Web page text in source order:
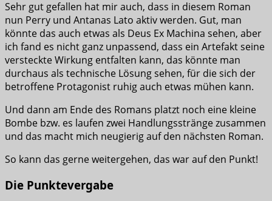
Sehr gut gefallen hat mir auch, dass in diesem Roman
nun Perry und Antanas Lato aktiv werden. Gut, man
könnte das auch etwas als Deus Ex Machina sehen, aber
ich fand es nicht ganz unpassend, dass ein Artefakt seine
versteckte Wirkung entfalten kann, das könnte man
durchaus als technische Lösung sehen, für die sich der
betroffene Protagonist ruhig auch etwas mühen kann.
Und dann am Ende des Romans platzt noch eine kleine
Bombe bzw. es laufen zwei Handlungsstränge zusammen
und das macht mich neugierig auf den nächsten Roman.
So kann das gerne weitergehen, das war auf den Punkt!
Die Punktevergabe